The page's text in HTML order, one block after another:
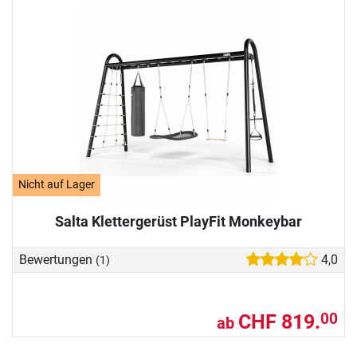
Nicht auf Lager
Salta Klettergerüst PlayFit Monkeybar
Bewertungen (1) 4,0
ab CHF 819.00